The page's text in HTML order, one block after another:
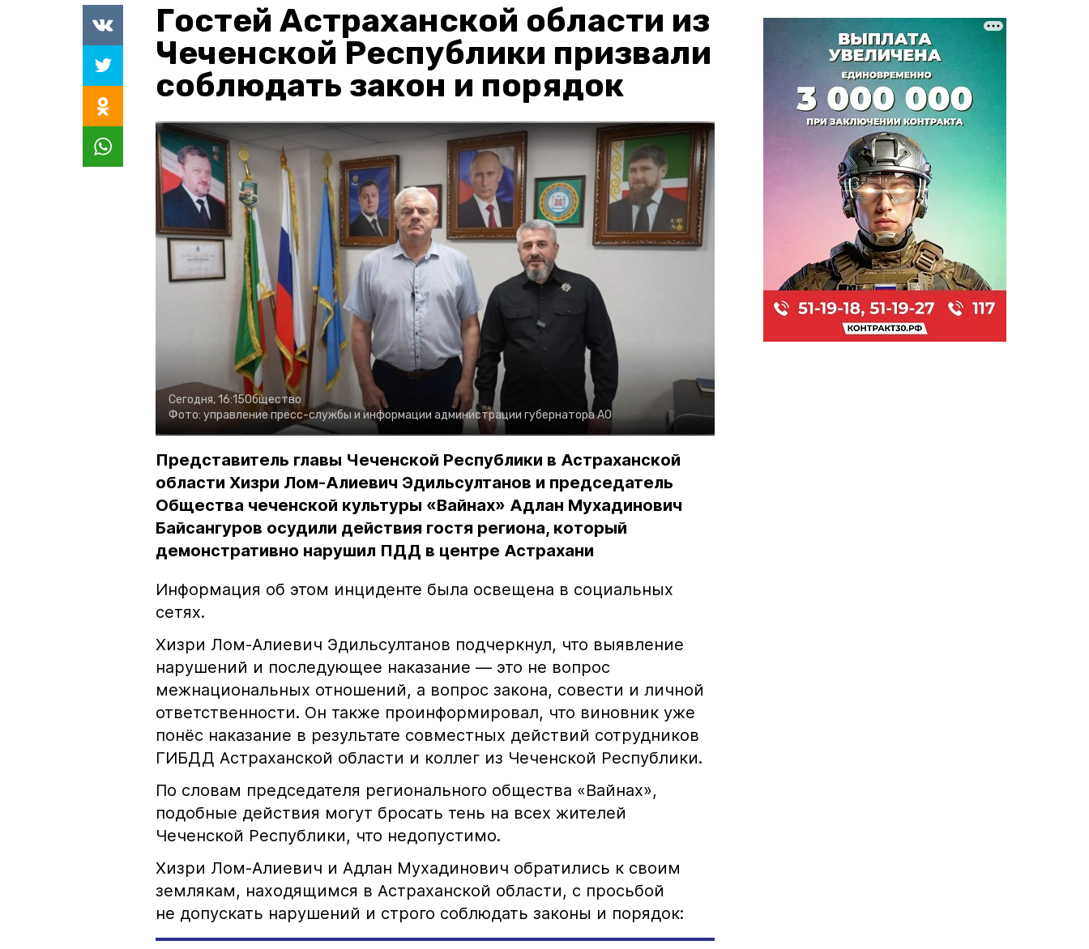
Гостей Астраханской области из
Чеченской Республики призвали
соблюдать закон и порядок
Сегодня, 16:15Общество
Фото: управление пресс-службы и информации администрации губернатора АО
Представитель главы Чеченской Республики в Астраханской
области Хизри Лом-Алиевич Эдильсултанов и председатель
Общества чеченской культуры «Вайнах» Адлан Мухадинович
Байсангуров осудили действия гостя региона, который
демонстративно нарушил ПДД в центре Астрахани
Информация об этом инциденте была освещена в социальных
сетях.
Хизри Лом-Алиевич Эдильсултанов подчеркнул, что выявление
нарушений и последующее наказание — это не вопрос
межнациональных отношений, а вопрос закона, совести и личной
ответственности. Он также проинформировал, что виновник уже
понёс наказание в результате совместных действий сотрудников
ГИБДД Астраханской области и коллег из Чеченской Республики.
По словам председателя регионального общества «Вайнах»,
подобные действия могут бросать тень на всех жителей
Чеченской Республики, что недопустимо.
Хизри Лом-Алиевич и Адлан Мухадинович обратились к своим
землякам, находящимся в Астраханской области, с просьбой
не допускать нарушений и строго соблюдать законы и порядок: